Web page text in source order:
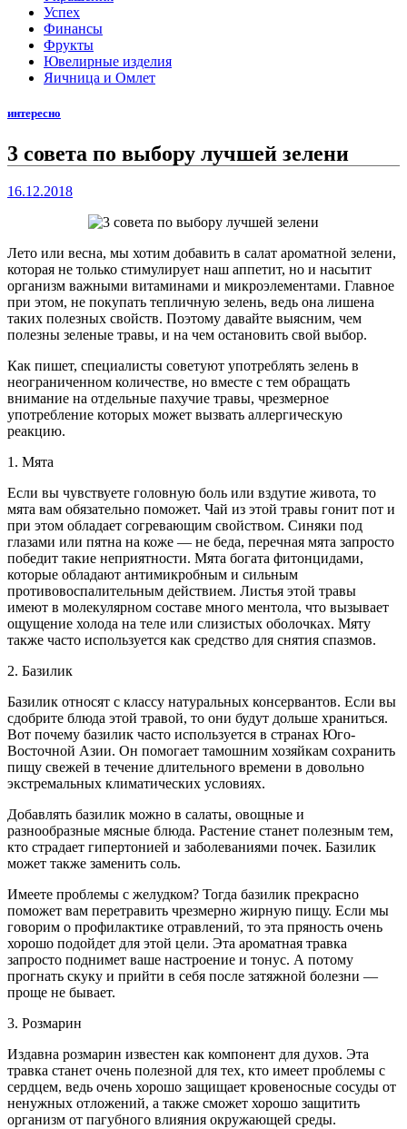
Успех
Финансы
Фрукты
Ювелирные изделия
Яичница и Омлет
интересно
3 совета по выбору лучшей зелени
16.12.2018
Лето или весна, мы хотим добавить в салат ароматной зелени,
которая не только стимулирует наш аппетит, но и насытит
организм важными витаминами и микроэлементами. Главное
при этом, не покупать тепличную зелень, ведь она лишена
таких полезных свойств. Поэтому давайте выясним, чем
полезны зеленые травы, и на чем остановить свой выбор.
Как пишет, специалисты советуют употреблять зелень в
неограниченном количестве, но вместе с тем обращать
внимание на отдельные пахучие травы, чрезмерное
употребление которых может вызвать аллергическую
реакцию.
1. Мята
Если вы чувствуете головную боль или вздутие живота, то
мята вам обязательно поможет. Чай из этой травы гонит пот и
при этом обладает согревающим свойством. Синяки под
глазами или пятна на коже — не беда, перечная мята запросто
победит такие неприятности. Мята богата фитонцидами,
которые обладают антимикробным и сильным
противовоспалительным действием. Листья этой травы
имеют в молекулярном составе много ментола, что вызывает
ощущение холода на теле или слизистых оболочках. Мяту
также часто используется как средство для снятия спазмов.
2. Базилик
Базилик относят с классу натуральных консервантов. Если вы
сдобрите блюда этой травой, то они будут дольше храниться.
Вот почему базилик часто используется в странах Юго-
Восточной Азии. Он помогает тамошним хозяйкам сохранить
пищу свежей в течение длительного времени в довольно
экстремальных климатических условиях.
Добавлять базилик можно в салаты, овощные и
разнообразные мясные блюда. Растение станет полезным тем,
кто страдает гипертонией и заболеваниями почек. Базилик
может также заменить соль.
Имеете проблемы с желудком? Тогда базилик прекрасно
поможет вам перетравить чрезмерно жирную пищу. Если мы
говорим о профилактике отравлений, то эта пряность очень
хорошо подойдет для этой цели. Эта ароматная травка
запросто поднимет ваше настроение и тонус. А потому
прогнать скуку и прийти в себя после затяжной болезни —
проще не бывает.
3. Розмарин
Издавна розмарин известен как компонент для духов. Эта
травка станет очень полезной для тех, кто имеет проблемы с
сердцем, ведь очень хорошо защищает кровеносные сосуды от
ненужных отложений, а также сможет хорошо защитить
организм от пагубного влияния окружающей среды.